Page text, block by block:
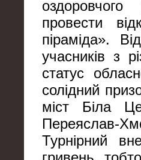
провести
піраміда».
учасників з
статус
солідний
міст Біла
Переяслав-
Турнірний